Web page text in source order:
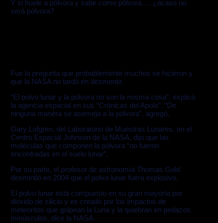
Y si huele a pólvora y sabe como pólvora…. ¿acaso no
será pólvora?
Fue la pregunta que probablemente muchos se hicieron y
que la NASA no tardó en desmentir.
“El polvo lunar y la pólvora no son la misma cosa”, explicó
la agencia espacial en sus “Crónicas del Apolo”. “De
ninguna manera se asemeja a la pólvora”, agregó.
Gary Lofgren, del Laboratorio de Muestras Lunares, en el
Centro Espacial Johnson de la NASA, dijo que las
moléculas que componen la pólvora “no fueron
encontradas en el suelo lunar”.
Por su parte, el profesor de astronomía Thomas Gold
desmintió en 2004 que el polvo lunar fuera explosivo.
El polvo lunar está compuesto en su gran mayoría por
dióxido de silicio y es creado por los impactos de
meteoritos que golpean la Luna y la quiebran en pedazos
minúsculos, dice la NASA.